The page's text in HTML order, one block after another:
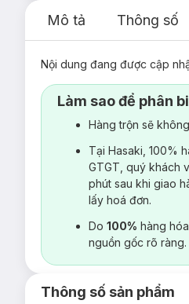
Mô tả Thông số
Nội dung đang được cập
Làm sao để phân
Hàng trộn sẽ
Tại Hasaki, 100%
GTGT, quý khách
phút sau khi giao
lấy hoá đơn.
Do 100% hàng
nguồn gốc rõ ràng.
Thông số sản phẩm